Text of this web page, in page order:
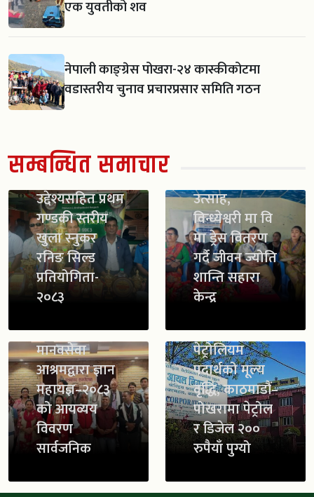
एक युवतीको शव
नेपाली काङ्ग्रेस पोखरा-२४ कास्कीकोटमा
वडास्तरीय चुनाव प्रचारप्रसार समिति गठन
सम्बन्धित समाचार
व्यावसायिक
बनाउने
उद्देश्यसहित प्रथम
गण्डकी स्तरीय
खुला स्नुकर
रनिङ सिल्ड
प्रतियोगिता-
२०८३
उत्साह,
विन्ध्येश्वरी मा वि
मा ड्रेस वितरण
गर्दै जीवन ज्योति
शान्ति सहारा
केन्द्र
मानवसेवा
आश्रमद्वारा ज्ञान
महायज्ञ–२०८३
को आयव्यय
विवरण
सार्वजनिक
पेट्रोलियम
पदार्थको मूल्य
वृद्धि, काठमाडौं–
पोखरामा पेट्रोल
र डिजेल २००
रुपैयाँ पुग्यो